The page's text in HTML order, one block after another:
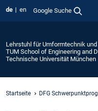
de en Google Suche
Lehrstuhl für Umformtechnik
TUM School of Engineering and
Technische Universität München
Startseite DFG